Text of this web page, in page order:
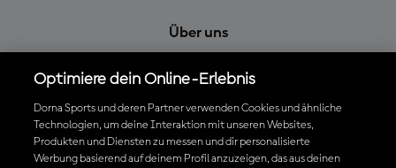
Über uns
Cookie-Richtlinien
Geschäftsbedingungen
Datenschutzrichtlinien
Kaufrichtlinie
Optimiere dein Online-Erlebnis
Dorna Sports und deren Partner verwenden Cookies und ähnliche
Technologien, um deine Interaktion mit unseren Websites,
Produkten und Diensten zu messen und dir personalisierte
Werbung basierend auf deinem Profil anzuzeigen, das aus deinen